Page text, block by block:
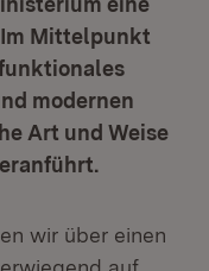
Mittelpunkt
modernen
Art und Weise
wir über einen